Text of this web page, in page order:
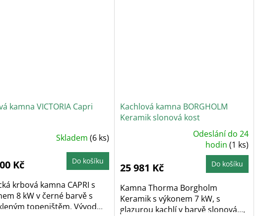
kamna VICTORIA Capri
Skladem (6 ks)
Kč Do košíku
krbová kamna CAPRI s
8 kW v černé barvě s
topeništěm. Vývod...
Kachlová kamna BORGHOLM
Keramik slonová kost
5,0
z
5
Odeslání do 24
hodin(1 ks)
25 981 Kč Do košíku
Kamna Thorma Borgholm
Keramik s výkonem 7 kW, s
glazurou kachlí v barvě slonová....